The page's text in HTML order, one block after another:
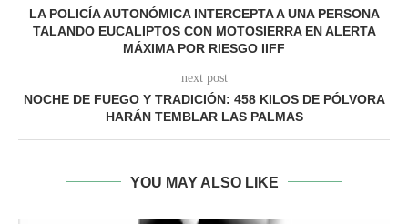
LA POLICÍA AUTONÓMICA INTERCEPTA A UNA PERSONA
TALANDO EUCALIPTOS CON MOTOSIERRA EN ALERTA
MÁXIMA POR RIESGO IIFF
next post
NOCHE DE FUEGO Y TRADICIÓN: 458 KILOS DE PÓLVORA
HARÁN TEMBLAR LAS PALMAS
YOU MAY ALSO LIKE